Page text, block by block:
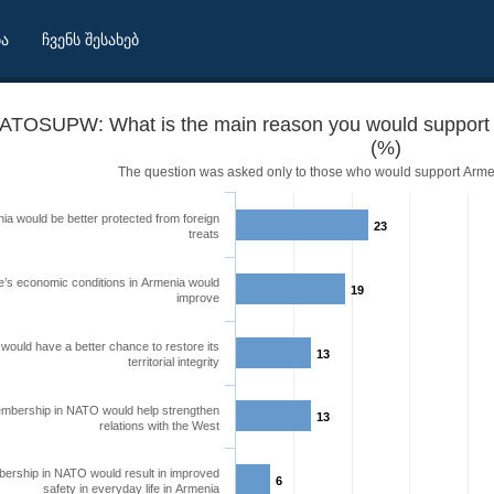
ჩვენს შესახებ
What is the main reason you would
(%)
The question was asked only to those who would support
23
19
13
13
6
would be better protected from foreign
treats
economic conditions in Armenia would
improve
have a better chance to restore its
territorial integrity
in NATO would help strengthen
relations with the West
in NATO would result in improved
safety in everyday life in Armenia
membership in NATO?